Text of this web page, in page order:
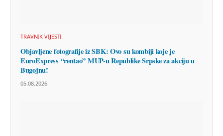
TRAVNIK VIJESTI
Objavljene fotografije iz SBK: Ovo su kombiji koje je
EuroExpress “rentao” MUP-u Republike Srpske za akciju u
Bugojnu!
05.08.2026